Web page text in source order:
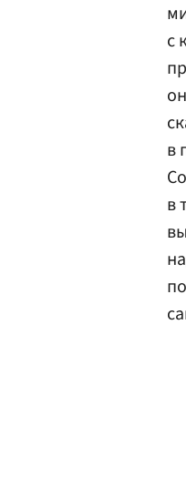
с
в
в